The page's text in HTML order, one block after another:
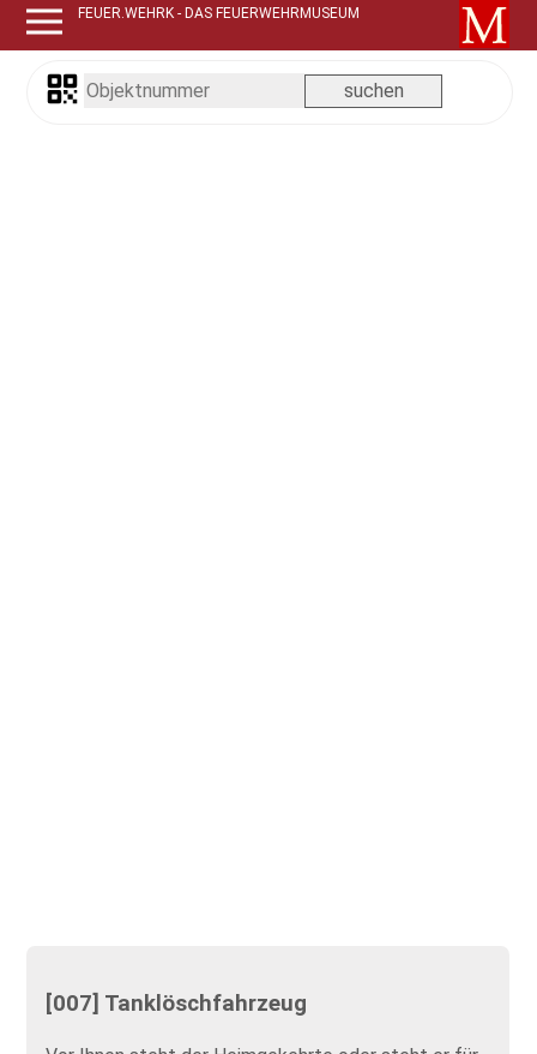
FEUER.WEHRK - DAS FEUERWEHRMUSEUM
[007] Tanklöschfahrzeug